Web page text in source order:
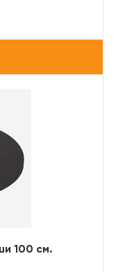
100 см.